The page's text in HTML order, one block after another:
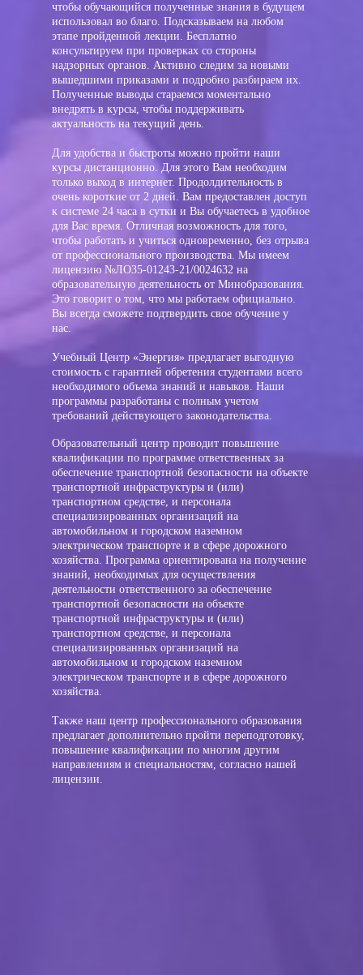
чтобы обучающийся полученные знания в будущем
использовал во благо. Подсказываем на любом
этапе пройденной лекции. Бесплатно
консультируем при проверках со стороны
надзорных органов. Активно следим за новыми
вышедшими приказами и подробно разбираем их.
Полученные выводы стараемся моментально
внедрять в курсы, чтобы поддерживать
актуальность на текущий день.
Для удобства и быстроты можно пройти наши
курсы дистанционно. Для этого Вам необходим
только выход в интернет. Продолдительность в
очень короткие от 2 дней. Вам предоставлен доступ
к системе 24 часа в сутки и Вы обучаетесь в удобное
для Вас время. Отличная возможность для того,
чтобы работать и учиться одновременно, без отрыва
от профессионального производства. Мы имеем
лицензию №ЛО35-01243-21/0024632 на
образовательную деятельность от Минобразования.
Это говорит о том, что мы работаем официально.
Вы всегда сможете подтвердить свое обучение у
нас.
Учебный Центр «Энергия» предлагает выгодную
стоимость с гарантией обретения студентами всего
необходимого объема знаний и навыков. Наши
программы разработаны с полным учетом
требований действующего законодательства.
Образовательный центр проводит повышение
квалификации по программе ответственных за
обеспечение транспортной безопасности на объекте
транспортной инфраструктуры и (или)
транспортном средстве, и персонала
специализированных организаций на
автомобильном и городском наземном
электрическом транспорте и в сфере дорожного
хозяйства. Программа ориентирована на получение
знаний, необходимых для осуществления
деятельности ответственного за обеспечение
транспортной безопасности на объекте
транспортной инфраструктуры и (или)
транспортном средстве, и персонала
специализированных организаций на
автомобильном и городском наземном
электрическом транспорте и в сфере дорожного
хозяйства.
Также наш центр профессионального образования
предлагает дополнительно пройти переподготовку,
повышение квалификации по многим другим
направлениям и специальностям, согласно нашей
лицензии.